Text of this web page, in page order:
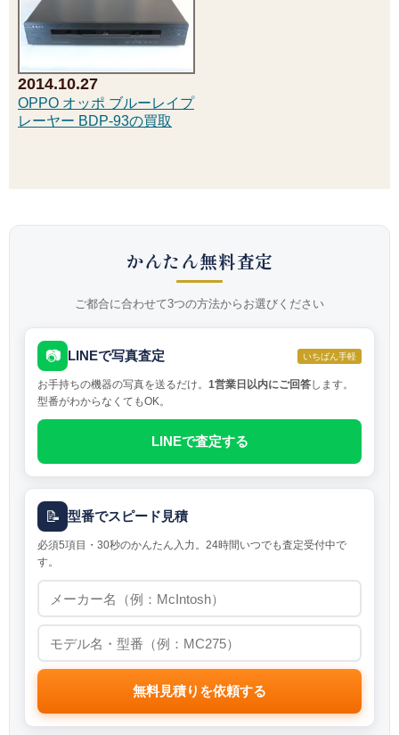
2014.10.27
OPPO オッポ ブルーレイプ
レーヤー BDP-93の買取
かんたん無料査定
ご都合に合わせて3つの方法からお選びください
📷 LINEで写真査定 いちばん手軽
お手持ちの機器の写真を送るだけ。 1営業日以内にご回答します。
型番がわからなくてもOK。
LINEで査定する
📝 型番でスピード見積
必須5項目・30秒のかんたん入力。24時間いつでも査定受付中で
す。
無料見積りを依頼する